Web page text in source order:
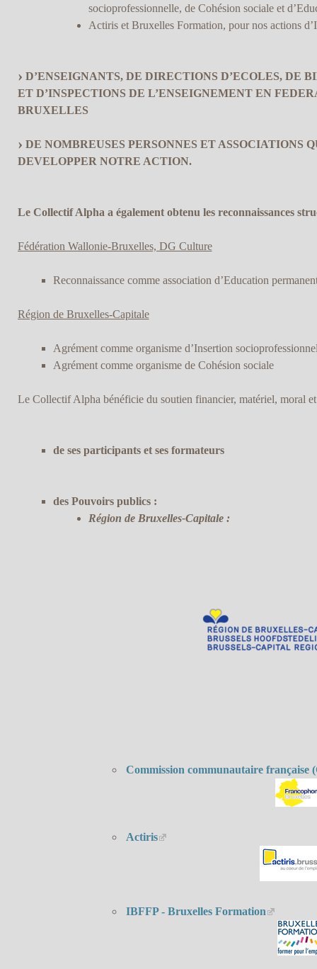
socioprofessionnelle, de Cohésion sociale et
Actiris et Bruxelles Formation, pour nos actions
D’ENSEIGNANTS, DE DIRECTIONS D’ECOLES, DE
ET D’INSPECTIONS DE L’ENSEIGNEMENT EN
BRUXELLES
DE NOMBREUSES PERSONNES ET ASSOCIATIONS
DEVELOPPER NOTRE ACTION.
Le Collectif Alpha a également obtenu les reconnaissances
Fédération Wallonie-Bruxelles, DG Culture
Reconnaissance comme association d’Education
Région de Bruxelles-Capitale
Agrément comme organisme d’Insertion
Agrément comme organisme de Cohésion sociale
Le Collectif Alpha bénéficie du soutien financier, matériel, moral
de ses participants et ses formateurs
des Pouvoirs publics :
Région de Bruxelles-Capitale :
Commission communautaire française
Actiris
IBFFP - Bruxelles Formation